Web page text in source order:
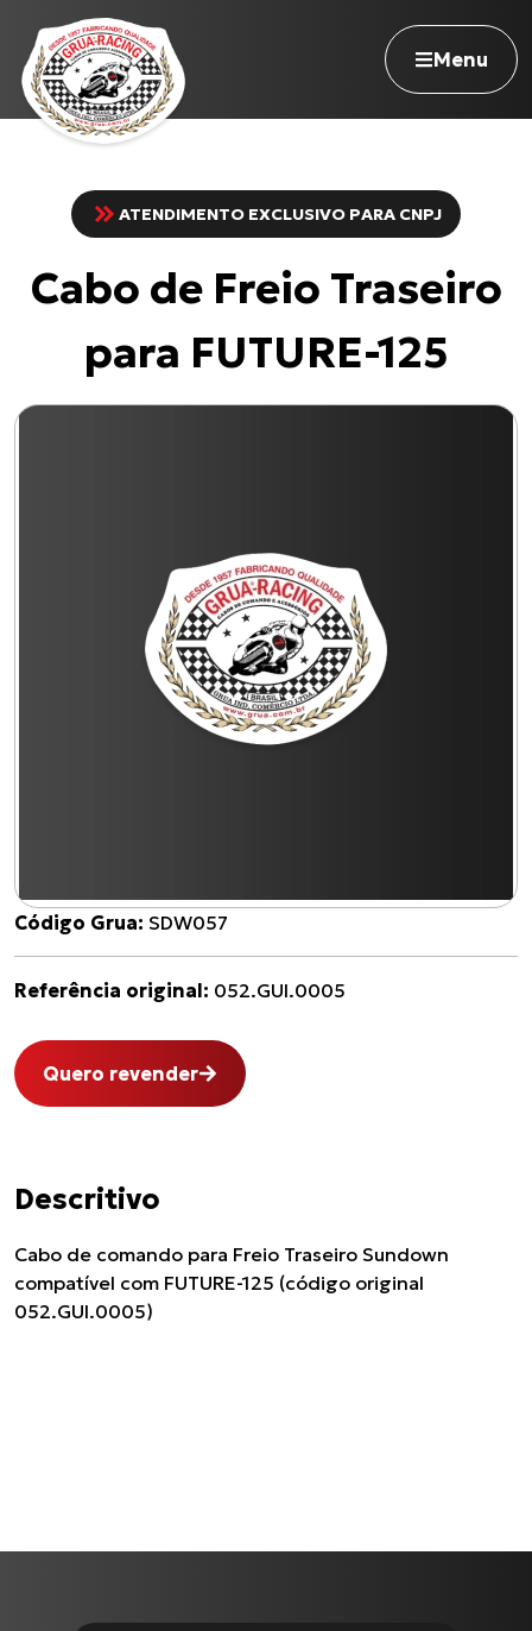
Menu
Navegue pelo site
Nossa história
Atuação
Seja revendedor
Onde comprar
ATENDIMENTO EXCLUSIVO PARA CNPJ
Cabo de Freio Traseiro
para FUTURE-125
Código Grua: SDW057
Referência original: 052.GUI.0005
Quero revender
Descritivo
Cabo de comando para Freio Traseiro Sundown
compatível com FUTURE-125 (código original
052.GUI.0005)